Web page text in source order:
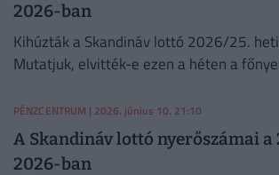
2026-ban
Kihúzták a Skandináv lottó 2026/25.
Mutatjuk, elvitték-e ezen a héten a
PÉNZCENTRUM | 2026. június 10. 21:10
A Skandináv lottó nyerőszámai a
2026-ban